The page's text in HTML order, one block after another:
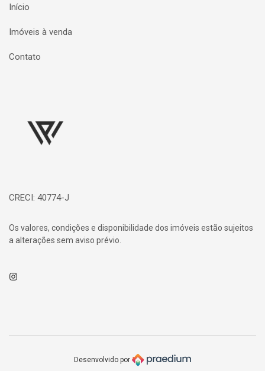
Início
Imóveis à venda
Contato
CRECI: 40774-J
Os valores, condições e disponibilidade dos imóveis estão sujeitos
a alterações sem aviso prévio.
Instagram
Desenvolvido por